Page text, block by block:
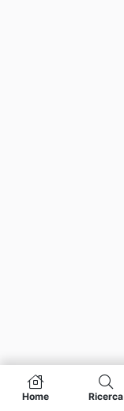
Home Ricerca